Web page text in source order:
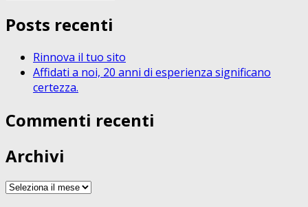
Posts recenti
Rinnova il tuo sito
Affidati a noi, 20 anni di esperienza significano
certezza.
Commenti recenti
Archivi
Archivi